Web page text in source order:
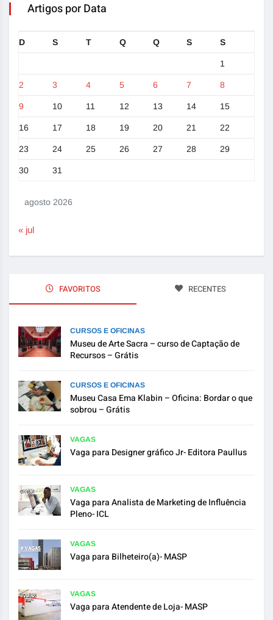
Artigos por Data
agosto 2026
D S T Q Q S S
1
2 3 4 5 6 7 8
9 10 11 12 13 14 15
16 17 18 19 20 21 22
23 24 25 26 27 28 29
30 31
« jul
FAVORITOS RECENTES
CURSOS E OFICINAS
Museu de Arte Sacra – curso de Captação de
Recursos – Grátis
CURSOS E OFICINAS
Museu Casa Ema Klabin – Oficina: Bordar o que
sobrou – Grátis
VAGAS
Vaga para Designer gráfico Jr- Editora Paullus
VAGAS
Vaga para Analista de Marketing de Influência
Pleno- ICL
VAGAS
Vaga para Bilheteiro(a)- MASP
VAGAS
Vaga para Atendente de Loja- MASP